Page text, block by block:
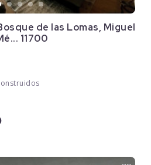
de las Lomas, Miguel
11700